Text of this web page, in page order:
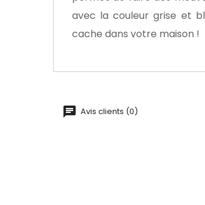
avec la couleur grise et
cache dans votre maison !
Avis clients (0)